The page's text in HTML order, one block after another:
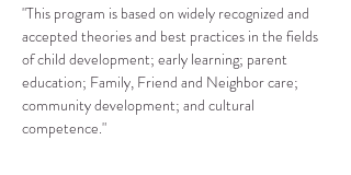
"This program is based on widely recognized and
accepted theories and best practices in the fields
of child development; early learning; parent
education; Family, Friend and Neighbor care;
community development; and cultural
competence."